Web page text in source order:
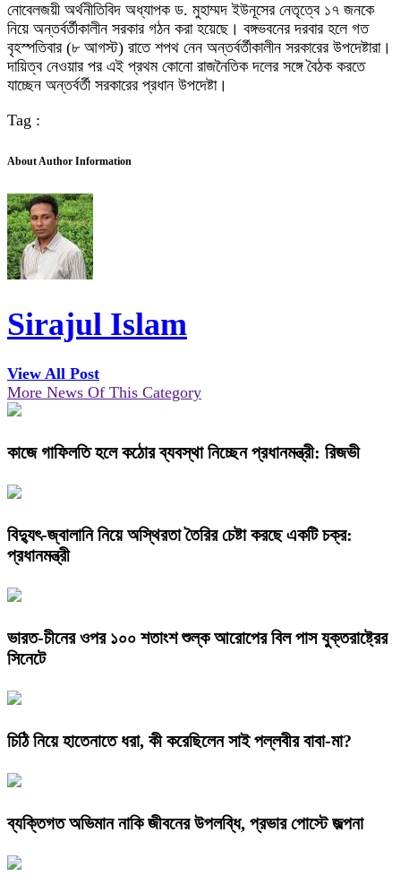
নোবেলজয়ী অর্থনীতিবিদ অধ্যাপক ড. মুহাম্মদ ইউনূসের নেতৃত্বে ১৭ জনকে
নিয়ে অন্তর্বর্তীকালীন সরকার গঠন করা হয়েছে। বঙ্গভবনের দরবার হলে গত
বৃহস্পতিবার (৮ আগস্ট) রাতে শপথ নেন অন্তর্বর্তীকালীন সরকারের উপদেষ্টারা।
দায়িত্ব নেওয়ার পর এই প্রথম কোনো রাজনৈতিক দলের সঙ্গে বৈঠক করতে
যাচ্ছেন অন্তর্বর্তী সরকারের প্রধান উপদেষ্টা।
Tag :
About Author Information
Sirajul Islam
View All Post
More News Of This Category
কাজে গাফিলতি হলে কঠোর ব্যবস্থা নিচ্ছেন প্রধানমন্ত্রী: রিজভী
বিদ্যুৎ-জ্বালানি নিয়ে অস্থিরতা তৈরির চেষ্টা করছে একটি চক্র:
প্রধানমন্ত্রী
ভারত-চীনের ওপর ১০০ শতাংশ শুল্ক আরোপের বিল পাস যুক্তরাষ্ট্রের
সিনেটে
চিঠি নিয়ে হাতেনাতে ধরা, কী করেছিলেন সাই পল্লবীর বাবা-মা?
ব্যক্তিগত অভিমান নাকি জীবনের উপলব্ধি, প্রভার পোস্টে জল্পনা